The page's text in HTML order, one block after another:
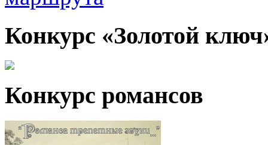
Конкурс «Золотой
Конкурс романсов